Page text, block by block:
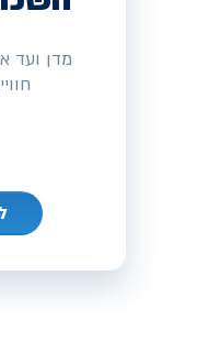
מדן ועד